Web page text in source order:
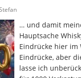
… und damit
Hauptsache
Eindrücke hier im
Eindrücke, aber
lasse ich